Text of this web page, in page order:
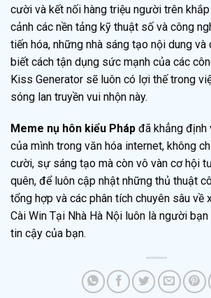
cười và kết nối hàng triệu người trên
cảnh các nền tảng kỹ thuật số và công
tiến hóa, những nhà sáng tạo nội dung và
biết cách tận dụng sức mạnh của các
Kiss Generator sẽ luôn có lợi thế trong
sóng lan truyền vui nhộn này.
Meme nụ hôn kiểu Pháp đã khẳng
của mình trong văn hóa internet, không
cười, sự sáng tạo mà còn vô vàn cơ hội
quên, để luôn cập nhật những thủ thuật
tổng hợp và các phân tích chuyên sâu về
Cài Win Tại Nhà Hà Nội luôn là người
tin cậy của bạn.